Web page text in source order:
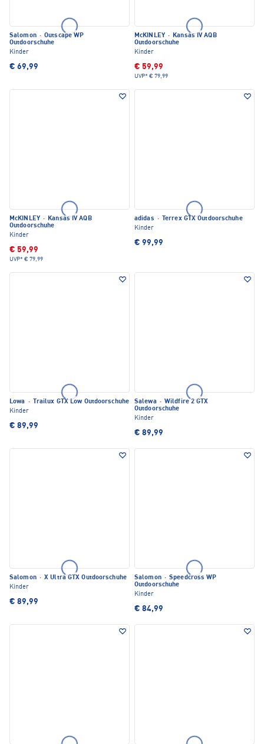
Salomon · Outscape WP
Outdoorschuhe
Kinder
€ 69,99
McKINLEY · Kansas IV AQB
Outdoorschuhe
Kinder
€ 59,99
UVP* € 79,99
McKINLEY · Kansas IV AQB
Outdoorschuhe
Kinder
€ 59,99
UVP* € 79,99
adidas ·
Terrex GTX Outdoorschuhe
Kinder
€ 99,99
Lowa ·
Trailux GTX Low Outdoorschuhe
Kinder
€ 89,99
Salewa · Wildfire 2 GTX
Outdoorschuhe
Kinder
€ 89,99
Salomon · X Ultra GTX Outdoorschuhe
Kinder
€ 89,99
Salomon · Speedcross WP
Outdoorschuhe
Kinder
€ 84,99